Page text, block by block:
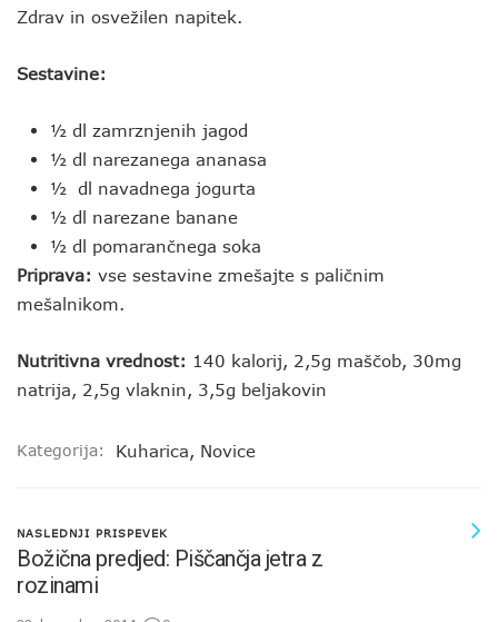
Zdrav in osvežilen napitek.
Sestavine:
½ dl zamrznjenih jagod
½ dl narezanega ananasa
½ dl navadnega jogurta
½ dl narezane banane
½ dl pomarančnega soka
Priprava: vse sestavine zmešajte s paličnim
mešalnikom.
Nutritivna vrednost: 140 kalorij, 2,5g maščob, 30mg
natrija, 2,5g vlaknin, 3,5g beljakovin
Kategorija: Kuharica, Novice
NASLEDNJI PRISPEVEK
Božična predjed: Piščančja jetra z
rozinami